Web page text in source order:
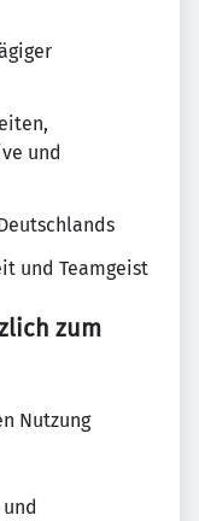
und
und Teamgeist
zum
Nutzung